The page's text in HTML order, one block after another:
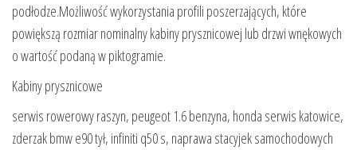
podłodze.Możliwość wykorzystania profili poszerzających, które
powiększą rozmiar nominalny kabiny prysznicowej lub drzwi wnękowych
o wartość podaną w piktogramie.
Kabiny prysznicowe
serwis rowerowy raszyn, peugeot 1.6 benzyna, honda serwis katowice,
zderzak bmw e90 tył, infiniti q50 s, naprawa stacyjek samochodowych